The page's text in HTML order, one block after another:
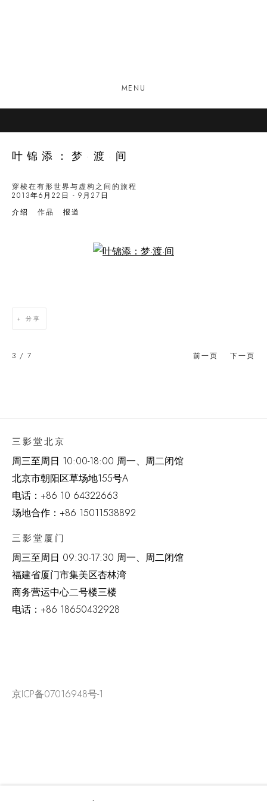
MENU
叶锦添：梦·渡·间
穿梭在有形世界与虚构之间的旅程
2013年6月22日 - 9月27日
介绍
作品 报道
Open a larger version of the following image in a popup:
分享
前一页 下一页
3 / 7
三影堂北京
周三至周日 10:00-18:00 周一、周二闭馆
北京市朝阳区草场地155号A
电话： +86 10 64322663
场地合作：+86 15011538892
三影堂厦门
周三至周日 09:30-17:30 周一、周二闭馆
福建省厦门市集美区杏林湾
商务营运中心二号楼三楼
电话： +86 18650432928
京ICP备07016948号-1